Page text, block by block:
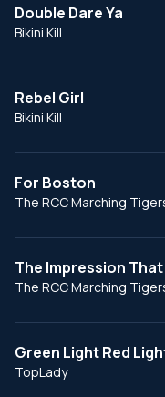
Double Dare Ya
Bikini Kill
Rebel Girl
Bikini Kill
For Boston
The RCC Marching
The Impression That
The RCC Marching
Green Light Red
TopLady